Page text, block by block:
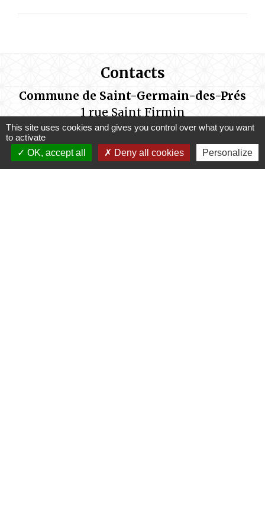
Contacts
Commune de Saint-Germain-des-Prés
1 rue Saint Firmin
45220 Saint-Germain-des-Prés - FRANCE
Les services administratifs de la mairie
This site uses cookies and gives you control over what you want
to activate
OK, accept all
Deny all cookies Personalize